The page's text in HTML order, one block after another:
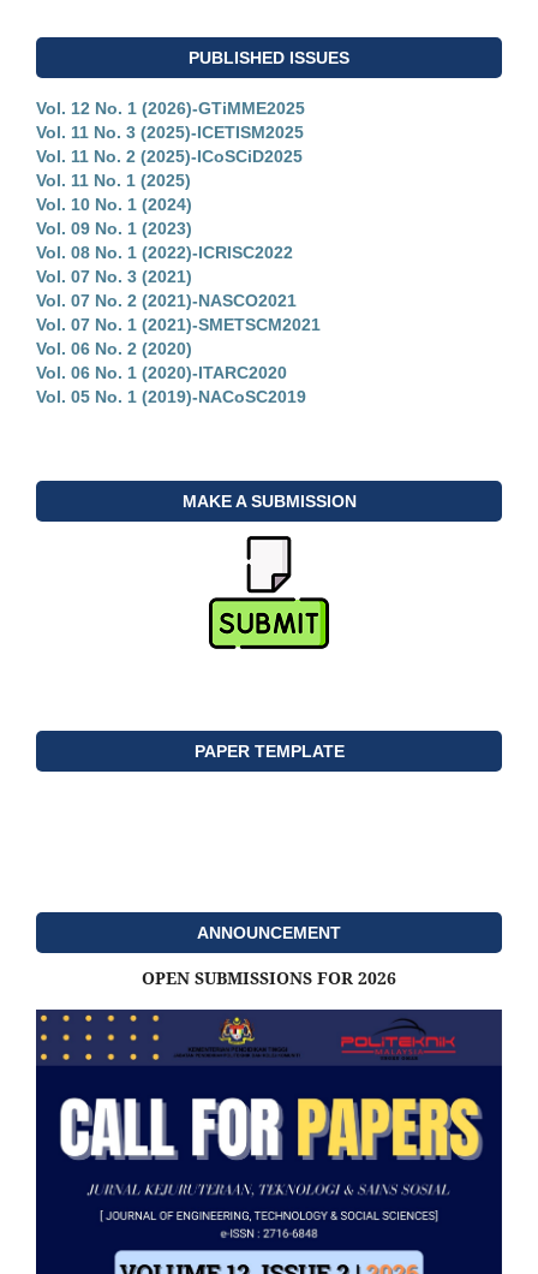
PUBLISHED ISSUES
Vol. 12 No. 1 (2026)-GTiMME2025
Vol. 11 No. 3 (2025)-ICETISM2025
Vol. 11 No. 2 (2025)-ICoSCiD2025
Vol. 11 No. 1 (2025)
Vol. 10 No. 1 (2024)
Vol. 09 No. 1 (2023)
Vol. 08 No. 1 (2022)-ICRISC2022
Vol. 07 No. 3 (2021)
Vol. 07 No. 2 (2021)-NASCO2021
Vol. 07 No. 1 (2021)-SMETSCM2021
Vol. 06 No. 2 (2020)
Vol. 06 No. 1 (2020)-ITARC2020
Vol. 05 No. 1 (2019)-NACoSC2019
MAKE A SUBMISSION
PAPER TEMPLATE
ANNOUNCEMENT
OPEN SUBMISSIONS FOR 2026